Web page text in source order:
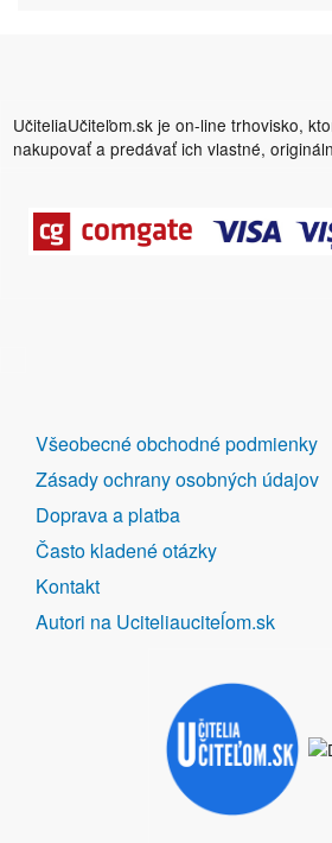
UčiteliaUčiteľom.sk je on-line trhovisko,
nakupovať a predávať ich vlastné,
DALŠÍ
ODKAZY
Všeobecné obchodné podmienky
Zásady ochrany osobných údajov
Doprava a platba
Často kladené otázky
Kontakt
Autori na Uciteliauciteĺom.sk